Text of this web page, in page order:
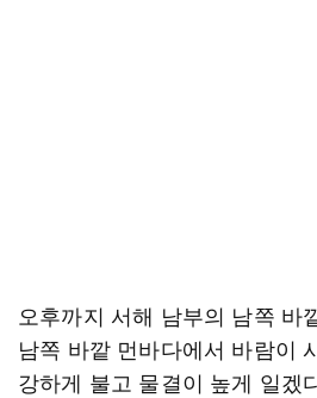
오후까지 서해 남부의 남쪽 바
남쪽 바깥 먼바다에서 바람이
강하게 불고 물결이 높게 일겠